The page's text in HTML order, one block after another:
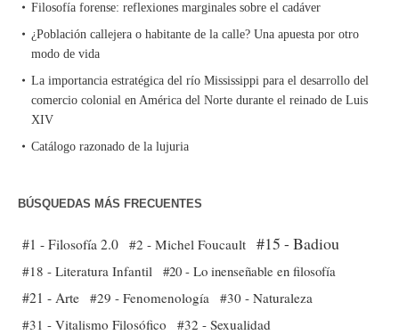
Filosofía forense: reflexiones marginales sobre el cadáver
¿Población callejera o habitante de la calle? Una apuesta por otro
modo de vida
La importancia estratégica del río Mississippi para el desarrollo del
comercio colonial en América del Norte durante el reinado de Luis
XIV
Catálogo razonado de la lujuria
BÚSQUEDAS MÁS FRECUENTES
#1 - Filosofía 2.0 #2 - Michel Foucault #15 - Badiou
#18 - Literatura Infantil #20 - Lo inenseñable en filosofía
#21 - Arte #29 - Fenomenología #30 - Naturaleza
#31 - Vitalismo Filosófico
#32 - Sexualidad